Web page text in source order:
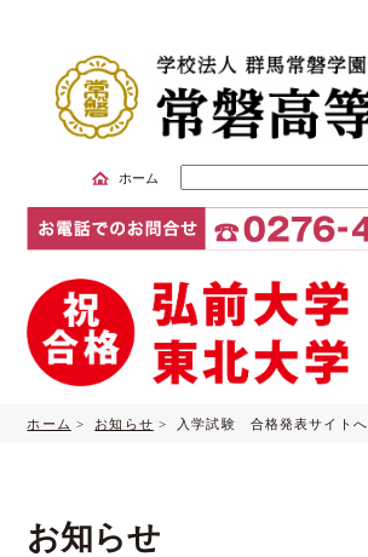
ホーム
ト
内
検
索
ホーム > お知らせ > 入学試験 合格発表サイトへ
お知らせ